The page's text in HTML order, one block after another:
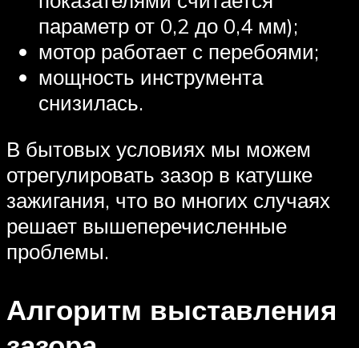
параметр от 0,2 до 0,4 мм);
мотор работает с перебоями;
мощность инструмента
снизилась.
В бытовых условиях мы можем
отрегулировать зазор в катушке
зажигания, что во многих случаях
решает вышеперечисленные
проблемы.
Алгоритм выставления